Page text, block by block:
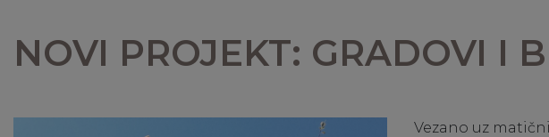
NOVI PROJEKT: GRADOVI I
Vezano uz